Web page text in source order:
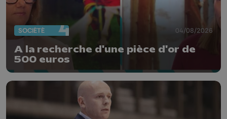
SOCIÉTÉ 04/08/2026
A la recherche d'une pièce d'or de
500 euros